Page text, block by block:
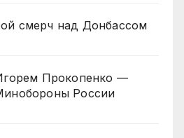
смерч над Донбассом
Прокопенко —
России